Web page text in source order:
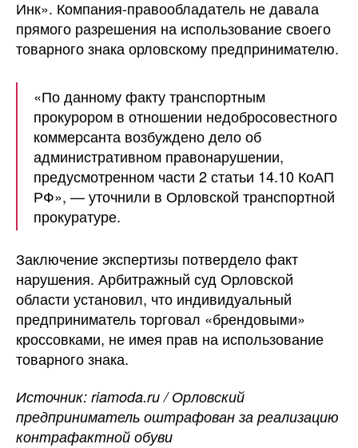
Инк». Компания-правообладатель не давала
прямого разрешения на использование своего
товарного знака орловскому предпринимателю.
«По данному факту транспортным
прокурором в отношении недобросовестного
коммерсанта возбуждено дело об
административном правонарушении,
предусмотренном части 2 статьи 14.10 КоАП
РФ», — уточнили в Орловской транспортной
прокуратуре.
Заключение экспертизы потвердело факт
нарушения. Арбитражный суд Орловской
области установил, что индивидуальный
предприниматель торговал «брендовыми»
кроссовками, не имея прав на использование
товарного знака.
Источник: riamoda.ru / Орловский
предприниматель оштрафован за реализацию
контрафактной обуви